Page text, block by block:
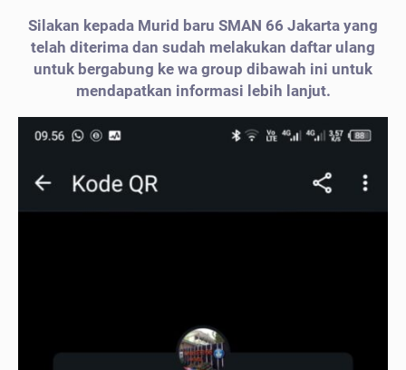
Silakan kepada Murid baru SMAN 66 Jakarta yang
telah diterima dan sudah melakukan daftar ulang
untuk bergabung ke wa group dibawah ini untuk
mendapatkan informasi lebih lanjut.